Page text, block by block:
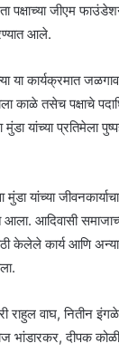
पक्षाच्या जीएम
आले.
या कार्यक्रमात
काळे तसेच पक्षाचे
मुंडा यांच्या प्रतिमेला
मुंडा यांच्या
आला. आदिवासी
केलेले कार्य आणि
राहुल वाघ, नितीन
भांडारकर, दीपक